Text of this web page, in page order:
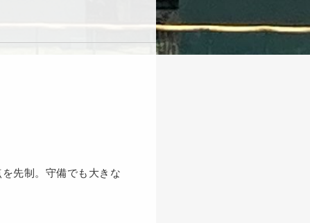
先制。守備でも大きな